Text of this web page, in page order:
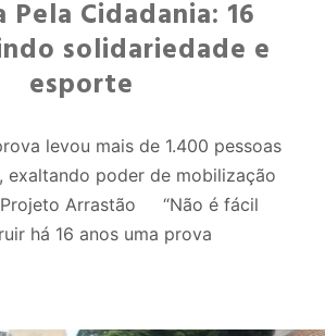
Pela Cidadania: 16
solidariedade e
esporte
levou mais de 1.400 pessoas
exaltando poder de mobilização
Arrastão “Não é fácil
há 16 anos uma prova